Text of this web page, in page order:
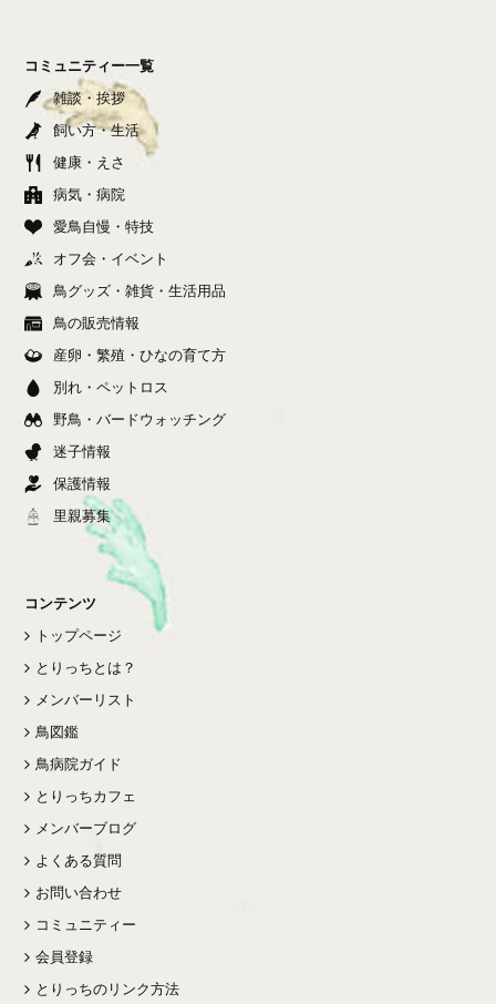
コミュニティー一覧
雑談・挨拶
飼い方・生活
健康・えさ
病気・病院
愛鳥自慢・特技
オフ会・イベント
鳥グッズ・雑貨・生活用品
鳥の販売情報
産卵・繁殖・ひなの育て方
別れ・ペットロス
野鳥・バードウォッチング
迷子情報
保護情報
里親募集
コンテンツ
トップページ
とりっちとは？
メンバーリスト
鳥図鑑
鳥病院ガイド
とりっちカフェ
メンバーブログ
よくある質問
お問い合わせ
コミュニティー
会員登録
とりっちのリンク方法